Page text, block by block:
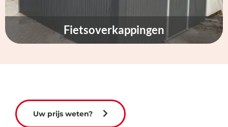
Fietsoverkappingen
Uw prijs weten?